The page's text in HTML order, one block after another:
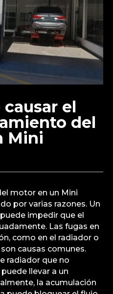
el
del
Mini
motor en un Mini
por varias razones. Un
impedir que el
Las fugas en
como en el radiador o
causas comunes.
radiador que no
llevar a un
la acumulación